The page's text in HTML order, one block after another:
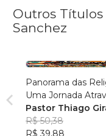
Outros
Sanchez
Panorama das
Uma Jornada
Diversidade
Pastor Thiago
Sanchez
R$ 50,38
R$ 39,88